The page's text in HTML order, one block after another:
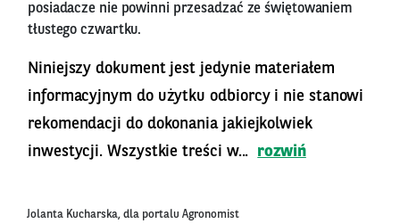
posiadacze nie powinni przesadzać ze świętowaniem
tłustego czwartku.
Niniejszy dokument jest jedynie materiałem
informacyjnym do użytku odbiorcy i nie stanowi
rekomendacji do dokonania jakiejkolwiek
inwestycji. Wszystkie treści w...
rozwiń
Jolanta Kucharska, dla portalu Agronomist